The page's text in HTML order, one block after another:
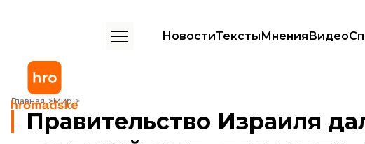
НовостиТекстыМненияВидео
Главная Мир
Правительство Израиля дало Нетаньяху «зеленый свет» для мести
Правительство Израиля